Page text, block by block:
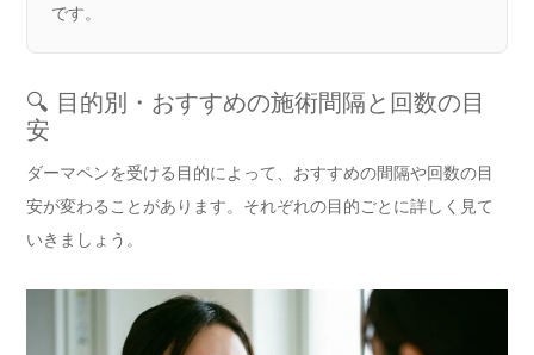
です。
🔍 目的別・おすすめの施術間隔と回数の目
安
ダーマペンを受ける目的によって、おすすめの間隔や回数の目
安が変わることがあります。それぞれの目的ごとに詳しく見て
いきましょう。